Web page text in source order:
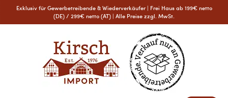
Zum Hauptinhalt springen
Exklusiv für Gewerbetreibende & Wiederverkäufer | Frei Haus ab 199€ netto
(DE) / 299€ netto (AT) | Alle Preise zzgl. MwSt.